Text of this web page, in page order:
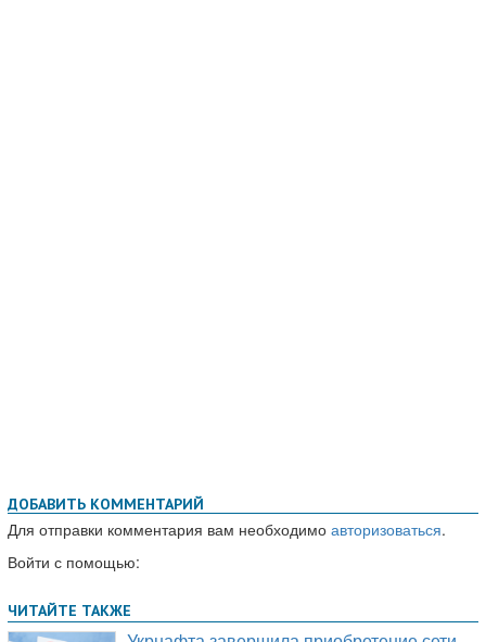
ДОБАВИТЬ КОММЕНТАРИЙ
Для отправки комментария вам необходимо авторизоваться.
Войти с помощью: